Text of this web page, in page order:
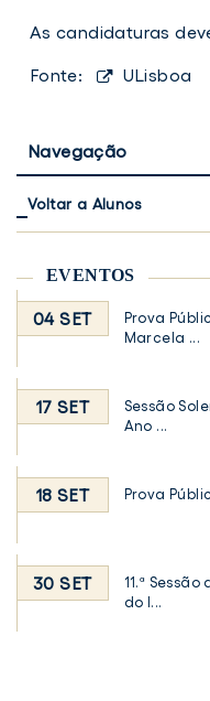
As candidaturas
Fonte: ULisboa
Navegação
Voltar a Alunos
EVENTOS
04 SET
Prova
Marcela ...
17 SET
Sessão
Ano ...
18 SET Prova
30 SET
11.ª
do I...